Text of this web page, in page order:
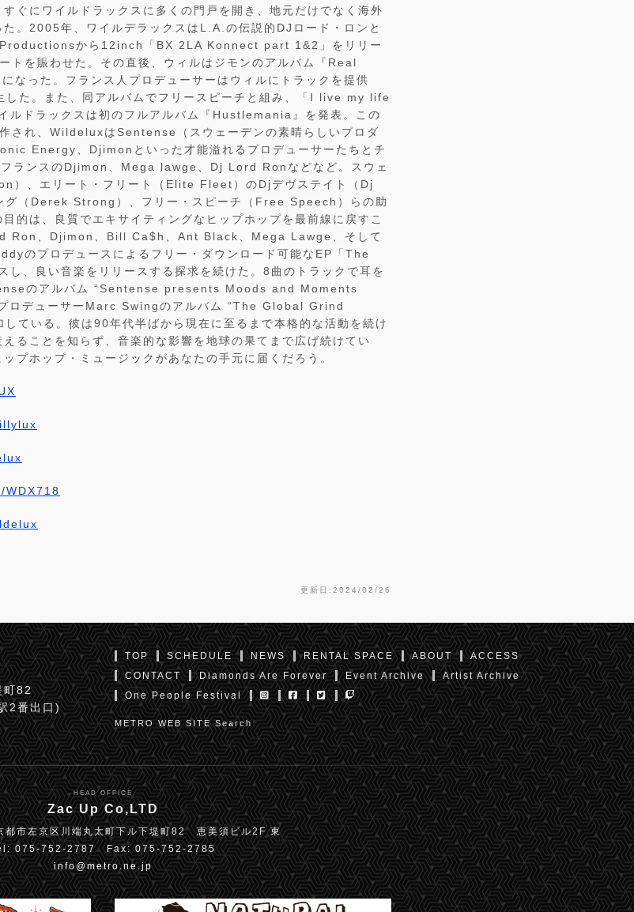
ぐにワイルドラックスに多くの門戸を開き、地元だけでなく海外
。2005年、ワイルデラックスはL.A.の伝説的DJロード・ロンと
から12inch「BX 2LA Konnect part 1&2」をリリー
トを賑わせた。その直後、ウィルはジモンのアルバム『Real
なった。フランス人プロデューサーはウィルにトラックを提供
た。また、同アルバムでフリースピーチと組み、「I live my life
ルドラックスは初のフルアルバム『Hustlemania』を発表。この
され、WildeluxはSentense（スウェーデンの素晴らしいプロダ
Energy、Djimonといった才能溢れるプロデューサーたちとチ
ランスのDjimon、Mega lawge、Dj Lord Ronなどなど。スウェ
）、エリート・フリート（Elite Fleet）のDjデヴステイト（Dj
グ（Derek Strong）、フリー・スピーチ（Free Speech）らの助
的は、良質でエキサイティングなヒップホップを最前線に戻すこ
Ron、Djimon、Bill Ca$h、Ant Black、Mega Lawge、そして
のプロデュースによるフリー・ダウンロード可能なEP「The
、良い音楽をリリースする探求を続けた。8曲のトラックで耳を
のアルバム “Sentense presents Moods and Moments
ロデューサーMarc Swingのアルバム “The Global Grind
ている。彼は90年代半ばから現在に至るまで本格的な活動を続け
ることを知らず、音楽的な影響を地球の果てまで広げ続けてい
プホップ・ミュージックがあなたの手元に届くだろう。
更新日:2024/02/26
町82
2番出口)
TOP SCHEDULE NEWS RENTAL SPACE ABOUT
ACCESS
CONTACT
Diamonds Are Forever Event Archive
Artist Archive
One People Festival
METRO WEB SITE Search
HEAD OFFICE
Zac Up Co,LTD
市左京区川端丸太町下ル下堤町82 恵美須ビル2F 東
075-752-2787 Fax: 075-752-2785
info@metro.ne.jp